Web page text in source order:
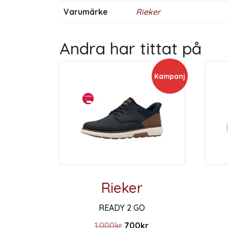
Varumärke Rieker
Andra har tittat på
Kampanj
Rieker
READY 2 GO
1.000kr Det ursprungliga priset var:
700krDet nuvarande priset